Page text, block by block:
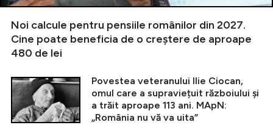
Noi calcule pentru pensiile românilor din 2027.
Cine poate beneficia de o creștere de aproape
480 de lei
Povestea veteranului Ilie Ciocan,
omul care a supraviețuit războiului și
a trăit aproape 113 ani. MApN:
„România nu vă va uita”